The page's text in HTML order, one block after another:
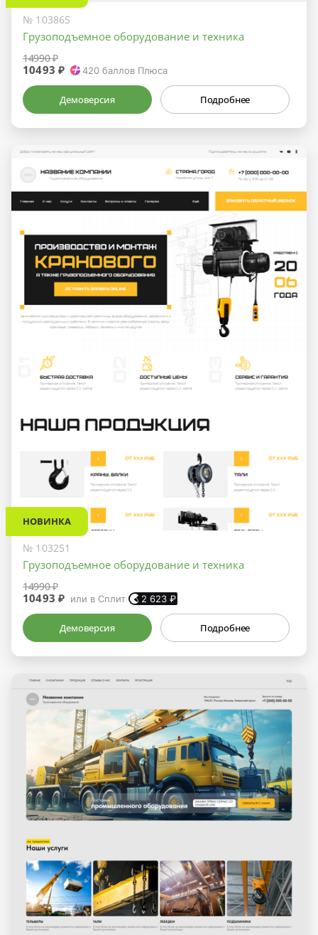
№ 103865
Грузоподъемное оборудование и техника
14990 ₽
10493 ₽ 420 баллов Плюса
Демоверсия Подробнее
НОВИНКА
№ 103251
Грузоподъемное оборудование и техника
14990 ₽
10493 ₽ или в Сплит 2 623 ₽
Демоверсия Подробнее